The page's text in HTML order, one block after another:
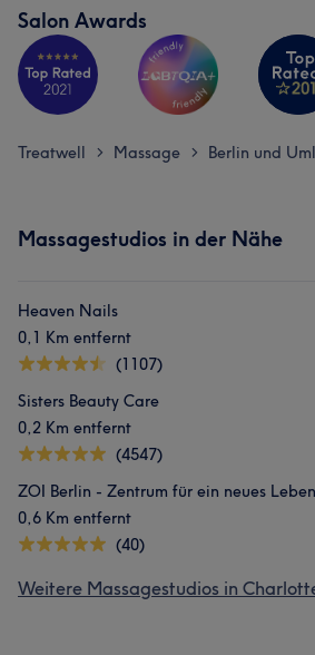
Salon Awards
Treatwell > Massage > Berlin und
Massagestudios in der Nähe
Heaven Nails
0,1 Km entfernt
(1107)
Sisters Beauty Care
0,2 Km entfernt
(4547)
0,6 Km entfernt
(40)
Weitere Massagestudios in